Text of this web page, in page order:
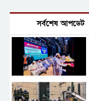
সর্বশেষ আপডেট